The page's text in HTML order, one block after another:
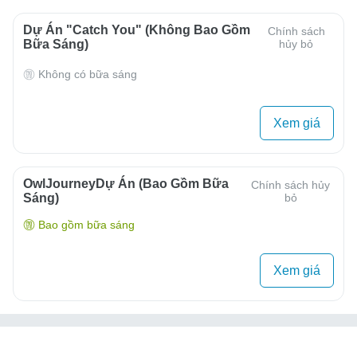
Dự Án "Catch You" (Không Bao Gồm
Bữa Sáng)
Chính sách
hủy bỏ
Không có bữa sáng
Xem giá
OwlJourneyDự Án (Bao Gồm Bữa
Sáng)
Chính sách hủy
bỏ
Bao gồm bữa sáng
Xem giá